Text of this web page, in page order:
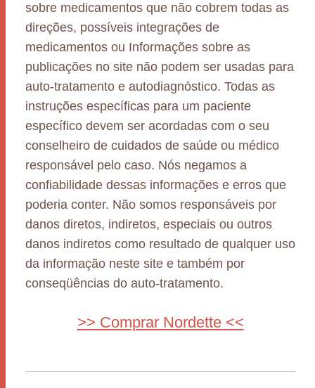
sobre medicamentos que não cobrem todas as
direções, possíveis integrações de
medicamentos ou Informações sobre as
publicações no site não podem ser usadas para
auto-tratamento e autodiagnóstico. Todas as
instruções específicas para um paciente
específico devem ser acordadas com o seu
conselheiro de cuidados de saúde ou médico
responsável pelo caso. Nós negamos a
confiabilidade dessas informações e erros que
poderia conter. Não somos responsáveis por
danos diretos, indiretos, especiais ou outros
danos indiretos como resultado de qualquer uso
da informação neste site e também por
conseqüências do auto-tratamento.
>> Comprar Nordette <<